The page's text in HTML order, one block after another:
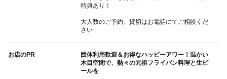
特典あり！
大人数のご予約、貸切はお電話にてご相談くだ
さい
お店のPR
団体利用歓迎＆お得なハッピーアワー！温かい
木目空間で、熱々の元祖フライパン料理と生ビ
ールを